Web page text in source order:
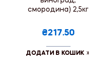
смородина) 2,5кг
₴217.50
ДОДАТИ В КОШИК